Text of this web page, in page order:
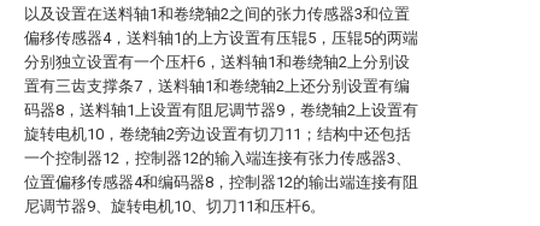
以及设置在送料轴1和卷绕轴2之间的张力传感器3和位置
偏移传感器4，送料轴1的上方设置有压辊5，压辊5的两端
分别独立设置有一个压杆6，送料轴1和卷绕轴2上分别设
置有三齿支撑条7，送料轴1和卷绕轴2上还分别设置有编
码器8，送料轴1上设置有阻尼调节器9，卷绕轴2上设置有
旋转电机10，卷绕轴2旁边设置有切刀11；结构中还包括
一个控制器12，控制器12的输入端连接有张力传感器3、
位置偏移传感器4和编码器8，控制器12的输出端连接有阻
尼调节器9、旋转电机10、切刀11和压杆6。